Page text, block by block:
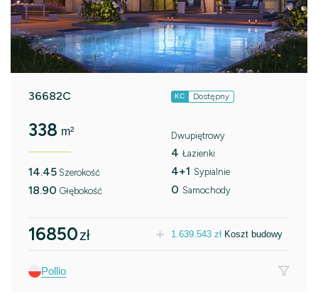
36682C KC Dostępny
338 m²
14.45 Szerokość
18.90 Głębokość
Dwupiętrowy
4 Łazienki
4+1 Sypialnie
0 Samochody
16850zł 1.639.543 zł Koszt budowy
Pollio